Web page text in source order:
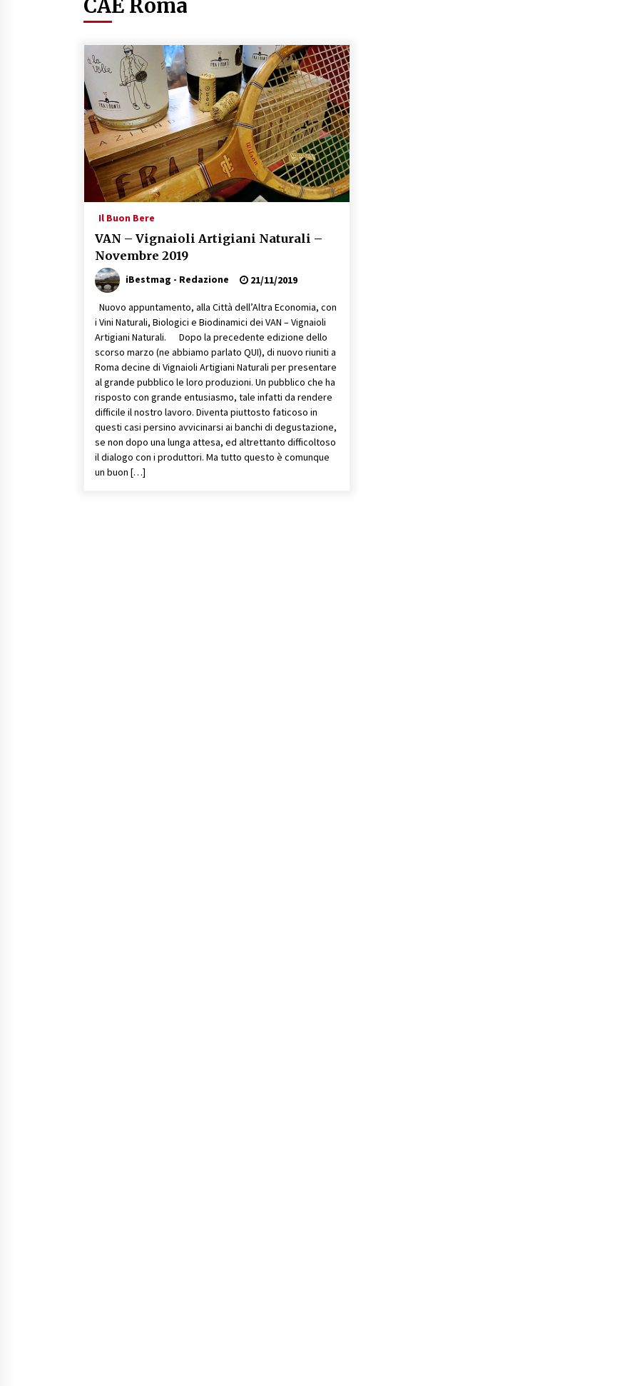
16/07/2019
CAE Roma
Il Buon Bere
VAN – Vignaioli Artigiani Naturali –
Novembre 2019
iBestmag - Redazione 21/11/2019
Nuovo appuntamento, alla Città dell’Altra Economia, con
i Vini Naturali, Biologici e Biodinamici dei VAN – Vignaioli
Artigiani Naturali. Dopo la precedente edizione dello
scorso marzo (ne abbiamo parlato QUI), di nuovo riuniti a
Roma decine di Vignaioli Artigiani Naturali per presentare
al grande pubblico le loro produzioni. Un pubblico che ha
risposto con grande entusiasmo, tale infatti da rendere
difficile il nostro lavoro. Diventa piuttosto faticoso in
questi casi persino avvicinarsi ai banchi di degustazione,
se non dopo una lunga attesa, ed altrettanto difficoltoso
il dialogo con i produttori. Ma tutto questo è comunque
un buon […]